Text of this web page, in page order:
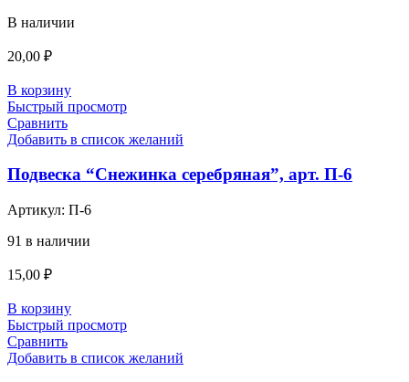
В наличии
20,00 ₽
В корзину
Быстрый просмотр
Сравнить
Добавить в список желаний
Подвеска “Снежинка серебряная”, арт. П-6
Артикул: П-6
91 в наличии
15,00 ₽
В корзину
Быстрый просмотр
Сравнить
Добавить в список желаний